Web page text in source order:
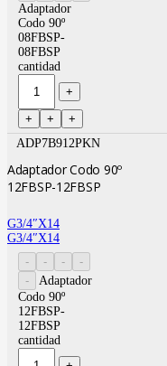
Adaptador
Codo 90º
08FBSP-
08FBSP
cantidad
ADP7B912PKN
Adaptador Codo 90º
12FBSP-12FBSP
G3/4″X14
G3/4″X14
Adaptador
Codo 90º
12FBSP-
12FBSP
cantidad